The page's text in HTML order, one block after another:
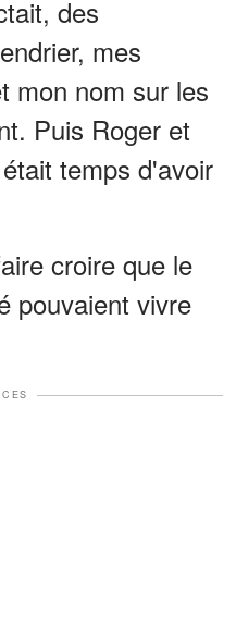
des
mes
mon nom sur les
Puis Roger et
temps d'avoir
croire que le
pouvaient vivre